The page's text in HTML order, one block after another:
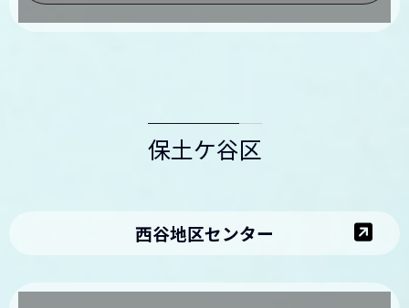
保土ケ谷区
西谷地区センター